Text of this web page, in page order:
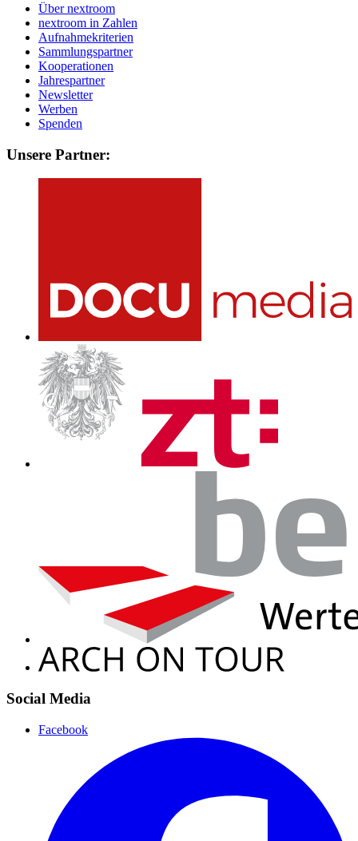
Über nextroom
nextroom in Zahlen
Aufnahmekriterien
Sammlungspartner
Kooperationen
Jahrespartner
Newsletter
Werben
Spenden
Unsere Partner:
Social Media
Facebook